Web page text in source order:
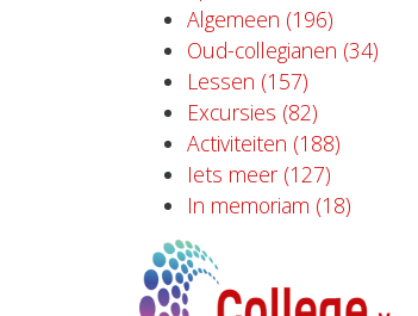
Algemeen (196)
Oud-collegianen (34)
Lessen (157)
Excursies (82)
Activiteiten (188)
Iets meer (127)
In memoriam (18)